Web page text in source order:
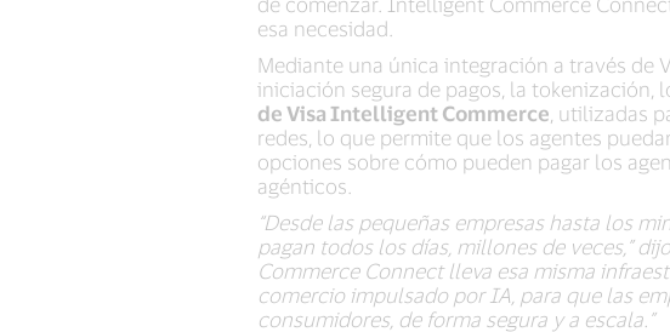
esa necesidad.
Mediante una única integración a través
iniciación segura de pagos, la
de Visa Intelligent Commerce , utilizadas
redes, lo que permite que los agentes
opciones sobre cómo pueden pagar los
agénticos.
“Desde las pequeñas empresas hasta los
pagan todos los días, millones de veces,”
Commerce Connect lleva esa misma
comercio impulsado por IA, para que las
consumidores, de forma segura y a escala.”